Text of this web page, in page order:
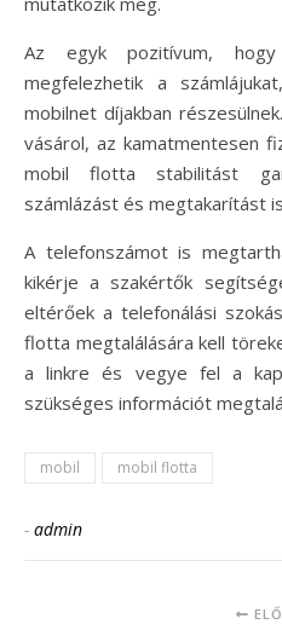
Az egyk pozitívum,
megfelezhetik a
mobilnet díjakban
vásárol, az kamatmentesen
mobil flotta stabilitást
számlázást és megtakarítást
A telefonszámot is
kikérje a szakértők
eltérőek a telefonálási
flotta megtalálására kell
a linkre és vegye fel a
szükséges információt
mobil mobil flotta
- admin